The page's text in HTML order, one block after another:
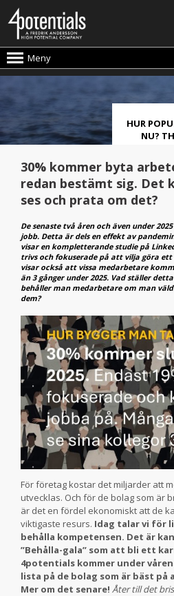
Meny
HUR
NU?
30% kommer byta
redan bestämt sig. Det
ses och prata om det?
De senaste två åren och även under
jobb. Detta är dels en effekt av
visar en kompletterande studie på
trivs och fokuserade på att vilja göra
visar också att vissa medarbetare
än 3 gånger under 2025. Vad ställer
behåller man medarbetare om man
dem?
För företag kostar det miljarder att
utvecklas. Och för de bolag som är
är det en fördel ekonomiskt att de
viktigaste resurs. Idag talar vi för
behålla kompetensen. Det är
”Behålla-gala” som att bli ett
4potentials kommer under
lista på de bolag som är bäst
Mer om det senare! Åter till det